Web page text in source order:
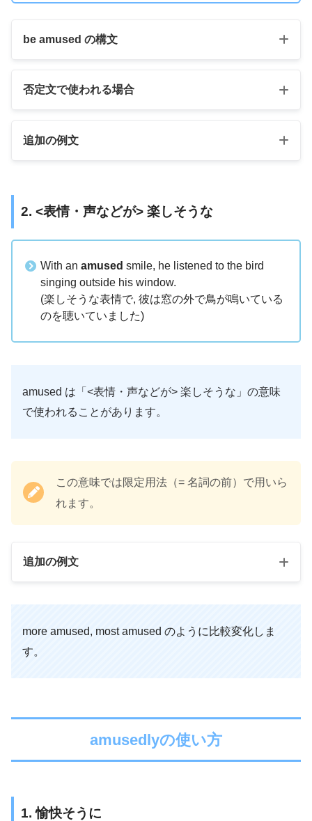
be amused の構文
否定文で使われる場合
追加の例文
amused
2. <表情・声などが> 楽しそうな
With an amused smile, he listened to the bird
singing outside his window.
(楽しそうな表情で, 彼は窓の外で鳥が鳴いている
のを聴いていました)
amused は「<表情・声などが> 楽しそうな」の意味
で使われることがあります。
この意味では限定用法（= 名詞の前）で用いら
れます。
追加の例文
more amused, most amused のように比較変化しま
す。
amusedlyの使い方
1. 愉快そうに